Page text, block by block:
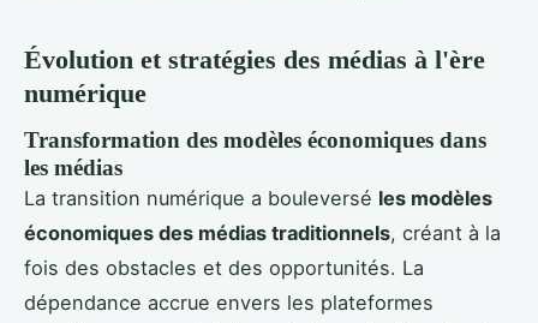
Évolution et stratégies des médias à l'ère
numérique
Transformation des modèles économiques dans
les médias
La transition numérique a bouleversé les modèles
économiques des médias traditionnels, créant à la
fois des obstacles et des opportunités. La
dépendance accrue envers les plateformes